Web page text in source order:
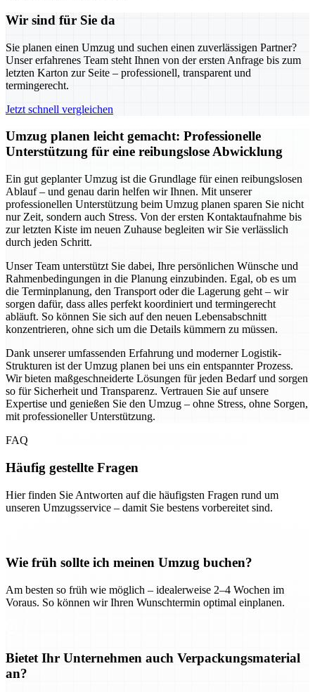
Wir sind für Sie da
Sie planen einen Umzug und suchen einen zuverlässigen Partner?
Unser erfahrenes Team steht Ihnen von der ersten Anfrage bis zum
letzten Karton zur Seite – professionell, transparent und
termingerecht.
Jetzt schnell vergleichen
Umzug planen leicht gemacht: Professionelle
Unterstützung für eine reibungslose Abwicklung
Ein gut geplanter Umzug ist die Grundlage für einen reibungslosen
Ablauf – und genau darin helfen wir Ihnen. Mit unserer
professionellen Unterstützung beim Umzug planen sparen Sie nicht
nur Zeit, sondern auch Stress. Von der ersten Kontaktaufnahme bis
zur letzten Kiste im neuen Zuhause begleiten wir Sie verlässlich
durch jeden Schritt.
Unser Team unterstützt Sie dabei, Ihre persönlichen Wünsche und
Rahmenbedingungen in die Planung einzubinden. Egal, ob es um
die Terminplanung, den Transport oder die Lagerung geht – wir
sorgen dafür, dass alles perfekt koordiniert und termingerecht
abläuft. So können Sie sich auf den neuen Lebensabschnitt
konzentrieren, ohne sich um die Details kümmern zu müssen.
Dank unserer umfassenden Erfahrung und moderner Logistik-
Strukturen ist der Umzug planen bei uns ein entspannter Prozess.
Wir bieten maßgeschneiderte Lösungen für jeden Bedarf und sorgen
so für Sicherheit und Transparenz. Vertrauen Sie auf unsere
Expertise und genießen Sie den Umzug – ohne Stress, ohne Sorgen,
mit professioneller Unterstützung.
FAQ
Häufig gestellte Fragen
Hier finden Sie Antworten auf die häufigsten Fragen rund um
unseren Umzugsservice – damit Sie bestens vorbereitet sind.
Wie früh sollte ich meinen Umzug buchen?
Am besten so früh wie möglich – idealerweise 2–4 Wochen im
Voraus. So können wir Ihren Wunschtermin optimal einplanen.
Bietet Ihr Unternehmen auch Verpackungsmaterial
an?